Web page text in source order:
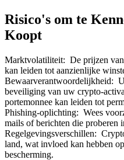
Risico's om te
Koopt
Marktvolatiliteit: De prijzen
kan leiden tot aanzienlijke
Bewaarverantwoordelijkheid:
beveiliging van uw crypto-
portemonnee kan leiden tot
Phishing-oplichting: Wees
mails of berichten die proberen
Regelgevingsverschillen:
land, wat invloed kan hebben
bescherming.